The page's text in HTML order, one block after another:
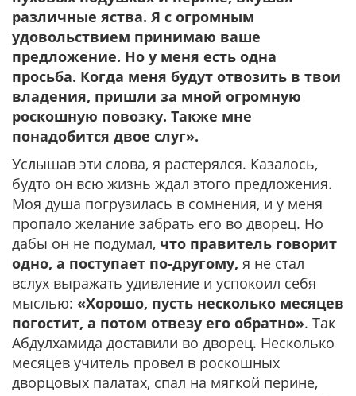
различные яства. Я с огромным
удовольствием принимаю ваше
предложение. Но у меня есть одна
просьба. Когда меня будут отвозить в твои
владения, пришли за мной огромную
роскошную повозку. Также мне
понадобится двое слуг».
Услышав эти слова, я растерялся. Казалось,
будто он всю жизнь ждал этого предложения.
Моя душа погрузилась в сомнения, и у меня
пропало желание забрать его во дворец. Но
дабы он не подумал, что правитель говорит
одно, а поступает по-другому, я не стал
вслух выражать удивление и успокоил себя
мыслью: «Хорошо, пусть несколько месяцев
погостит, а потом отвезу его обратно». Так
Абдулхамида доставили во дворец. Несколько
месяцев учитель провел в роскошных
дворцовых палатах, спал на мягкой перине,